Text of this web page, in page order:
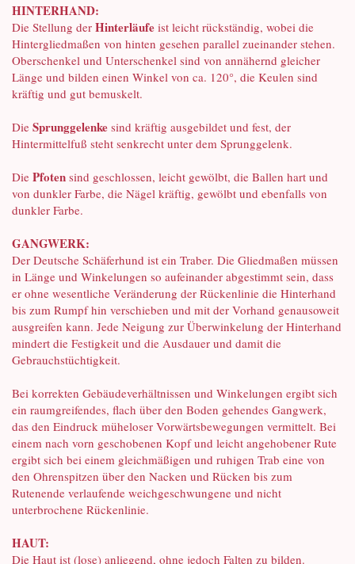
HINTERHAND:
Die Stellung der Hinterläufe ist leicht rückständig, wobei die
Hintergliedmaßen von hinten gesehen parallel zueinander stehen.
Oberschenkel und Unterschenkel sind von annähernd gleicher
Länge und bilden einen Winkel von ca. 120°, die Keulen sind
kräftig und gut bemuskelt.
Die Sprunggelenke sind kräftig ausgebildet und fest, der
Hintermittelfuß steht senkrecht unter dem Sprunggelenk.
Die Pfoten sind geschlossen, leicht gewölbt, die Ballen hart und
von dunkler Farbe, die Nägel kräftig, gewölbt und ebenfalls von
dunkler Farbe.
GANGWERK:
Der Deutsche Schäferhund ist ein Traber. Die Gliedmaßen müssen
in Länge und Winkelungen so aufeinander abgestimmt sein, dass
er ohne wesentliche Veränderung der Rückenlinie die Hinterhand
bis zum Rumpf hin verschieben und mit der Vorhand genausoweit
ausgreifen kann. Jede Neigung zur Überwinkelung der Hinterhand
mindert die Festigkeit und die Ausdauer und damit die
Gebrauchstüchtigkeit.
Bei korrekten Gebäudeverhältnissen und Winkelungen ergibt sich
ein raumgreifendes, flach über den Boden gehendes Gangwerk,
das den Eindruck müheloser Vorwärtsbewegungen vermittelt. Bei
einem nach vorn geschobenen Kopf und leicht angehobener Rute
ergibt sich bei einem gleichmäßigen und ruhigen Trab eine von
den Ohrenspitzen über den Nacken und Rücken bis zum
Rutenende verlaufende weichgeschwungene und nicht
unterbrochene Rückenlinie.
HAUT:
Die Haut ist (lose) anliegend, ohne jedoch Falten zu bilden.